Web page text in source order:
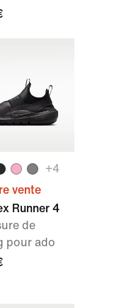
+4
vente
Runner 4
de
pour ado